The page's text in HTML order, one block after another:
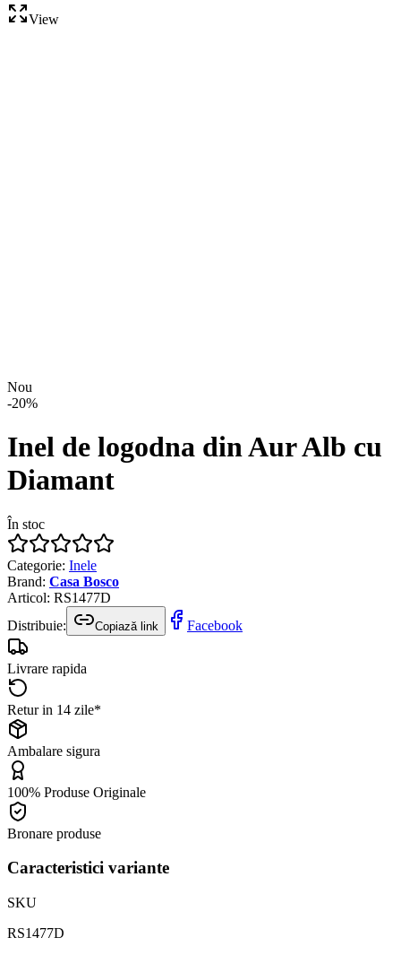
View
Nou
-20%
Inel de logodna din Aur Alb cu
Diamant
În stoc
Categorie: Inele
Brand: Casa Bosco
Articol: RS1477D
Distribuie:
Copiază link Facebook
Livrare rapida
Retur in 14 zile*
Ambalare sigura
100% Produse Originale
Bronare produse
Caracteristici variante
SKU
RS1477D